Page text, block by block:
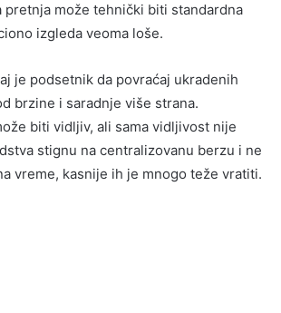
pretnja može tehnički biti standardna
izgleda veoma loše.
je podsetnik da povraćaj ukradenih
brzine i saradnje više strana.
biti vidljiv, ali sama vidljivost nije
stignu na centralizovanu berzu i ne
vreme, kasnije ih je mnogo teže vratiti.